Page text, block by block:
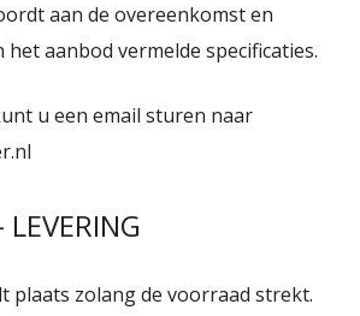
aan de overeenkomst en
het aanbod vermelde specificaties.
u een email sturen naar
plaats zolang de voorraad strekt.